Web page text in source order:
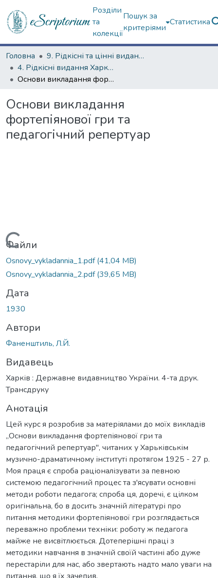
Розділи
та
колекції
Пошук за
критеріями
Статистика
Головна
9. Рідкісні та цінні видання
4. Рідкісні видання Харкова ХХ ст.
Основи викладання фортепіянової гри та педагогічний репертуар
Основи викладання
фортепіянової гри та
педагогічний репертуар
Вантажиться...
Файли
Osnovy_vykladannia_1.pdf(41,04 MB)
Osnovy_vykladannia_2.pdf(39,65 MB)
Дата
1930
Автори
Фаненштиль, Л.Й.
Видавець
Харків : Державне видавництво України. 4-та друк.
Трансдруку
Анотація
Цей курс я розробив за матеріялами до моїх викладів
„Основи викладання фортепіянової гри та
педагогічний репертуар", читаних у Харьківськім
музично-драматичному інституті протягом 1925 - 27 р.
Моя праця є спроба раціоналізувати за певною
системою педагогічний процес та з'ясувати основні
методи роботи педагога; спроба ця, доречі, є цілком
оригінальна, бо в досить значній літературі про
питання методики фортепіянової гри розглядається
переважно проблеми техніки: роботу ж педагога
майже не висвітлюється. Дотеперішні праці з
методики навчання в значній своїй частині або дуже
перестаріли для нас, або звертають надто мало уваги на